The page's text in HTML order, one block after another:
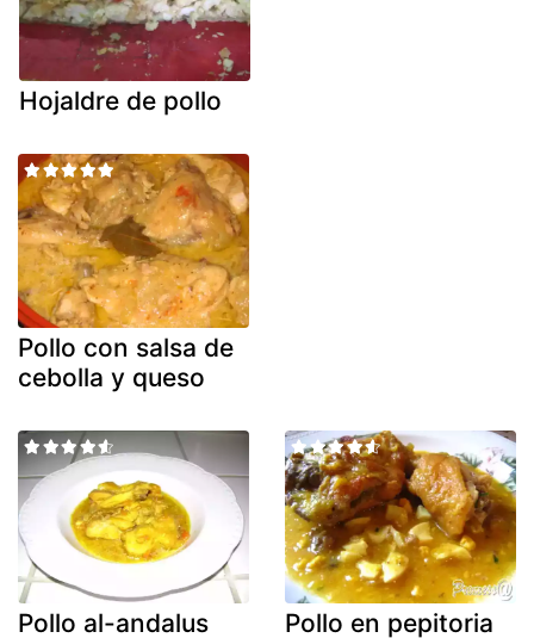
Hojaldre de pollo
Pollo con salsa de
cebolla y queso
Pollo al-andalus Pollo en pepitoria